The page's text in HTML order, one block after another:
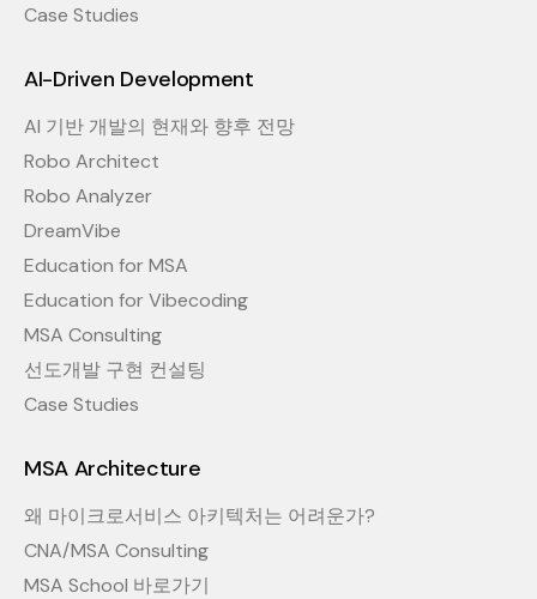
Case Studies
AI-Driven Development
AI 기반 개발의 현재와 향후 전망
Robo Architect
Robo Analyzer
DreamVibe
Education for MSA
Education for Vibecoding
MSA Consulting
선도개발 구현 컨설팅
Case Studies
MSA Architecture
왜 마이크로서비스 아키텍처는 어려운가?
CNA/MSA Consulting
MSA School 바로가기